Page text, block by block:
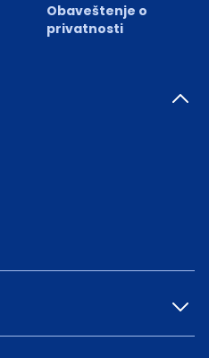
Obaveštenje o
privatnosti